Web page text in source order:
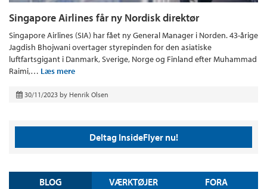
Singapore Airlines får ny Nordisk direktør
Singapore Airlines (SIA) har fået ny General Manager i Norden. 43-årige
Jagdish Bhojwani overtager styrepinden for den asiatiske
luftfartsgigant i Danmark, Sverige, Norge og Finland efter Muhammad
Raimi,… Læs mere
30/11/2023 by Henrik Olsen
Deltag InsideFlyer nu!
BLOG VÆRKTØJER FORA